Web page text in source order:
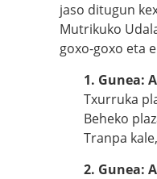
jaso ditugun
Mutrikuko
goxo-goxo eta
1. Gunea:
Txurruka
Beheko
Tranpa
2. Gunea: